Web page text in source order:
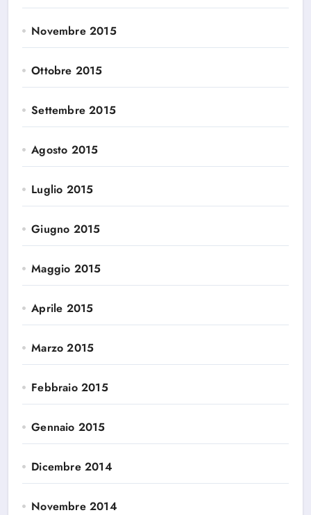
Novembre 2015
Ottobre 2015
Settembre 2015
Agosto 2015
Luglio 2015
Giugno 2015
Maggio 2015
Aprile 2015
Marzo 2015
Febbraio 2015
Gennaio 2015
Dicembre 2014
Novembre 2014